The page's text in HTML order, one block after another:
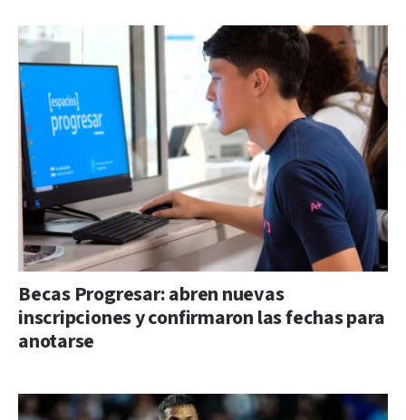
Becas Progresar: abren nuevas
inscripciones y confirmaron las fechas para
anotarse